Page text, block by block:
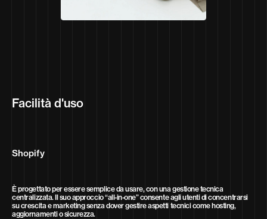
Facilità d'uso
Shopify
È progettato per essere semplice da usare, con una gestione tecnica
centralizzata. Il suo approccio “all-in-one” consente agli utenti di concentrarsi
su crescita e marketing senza dover gestire aspetti tecnici come hosting,
aggiornamenti o sicurezza.